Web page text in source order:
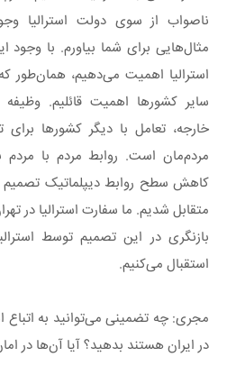
ناصواب از سوی دولت استرالیا
مثال‌هایی برای شما بیاورم. با وجود
استرالیا اهمیت می‌دهیم، همان‌طور
سایر کشورها اهمیت قائلیم. وظیفه
خارجه، تعامل با دیگر کشورها برای
مردم‌مان است. روابط مردم با
کاهش سطح روابط دیپلماتیک تصمیم ما
متقابل شدیم. ما سفارت استرالیا در
بازنگری در این تصمیم توسط
استقبال می‌کنیم.
مجری: چه تضمینی می‌توانید به اتباع
در ایران هستند بدهید؟ آیا آن‌ها در